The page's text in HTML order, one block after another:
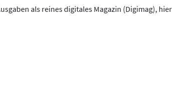
als reines digitales Magazin (Digimag),